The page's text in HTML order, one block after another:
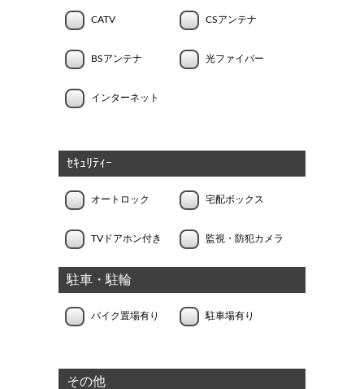
CATV CSアンテナ
BSアンテナ 光ファイバー
インターネット
ｾｷｭﾘﾃｨｰ
オートロック 宅配ボックス
TVドアホン付き 監視・防犯カメラ
駐車・駐輪
バイク置場有り 駐車場有り
その他